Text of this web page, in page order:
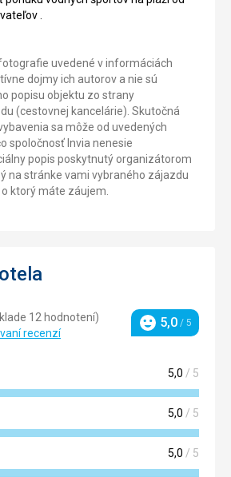
.
uvedené v informáciách
dojmy ich autorov a nie sú
popisu objektu zo strany
(cestovnej kancelárie). Skutočná
sa môže od uvedených
spoločnosť Invia nenesie
popis poskytnutý organizátorom
na stránke vami vybraného zájazdu
ktorý máte záujem.
12 hodnotení)
recenzí
Hodnotenie
5,0 / 5
5,0 / 5
5,0 / 5
5,0 / 5